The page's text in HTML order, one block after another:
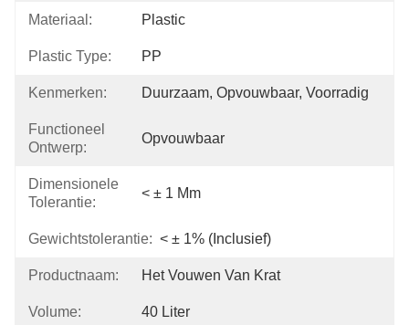
Materiaal: Plastic
Plastic Type: PP
Kenmerken: Duurzaam, Opvouwbaar, Voorradig
Functioneel
Ontwerp:
Opvouwbaar
Dimensionele
Tolerantie:
< ± 1 Mm
Gewichtstolerantie: < ± 1% (inclusief)
Productnaam: Het Vouwen Van Krat
Volume: 40 Liter